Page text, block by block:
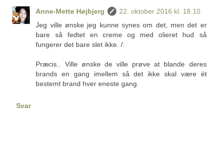
Anne-Mette Højbjerg
22. oktober 2016 kl. 18.10
Jeg ville ønske jeg kunne synes om det, men det er
bare så fedtet en creme og med olieret hud så
fungerer det bare slet ikke. /:
Præcis.. Ville ønske de ville prøve at blande deres
brands en gang imellem så det ikke skal være ét
bestemt brand hver eneste gang.
Svar